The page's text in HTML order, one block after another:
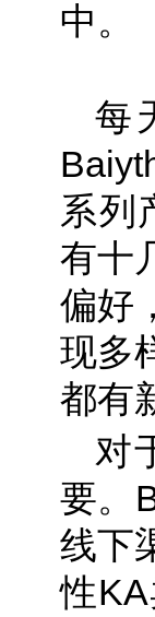
中。
每
系列
有十
偏好
现多
都有
对
要。
线下
性